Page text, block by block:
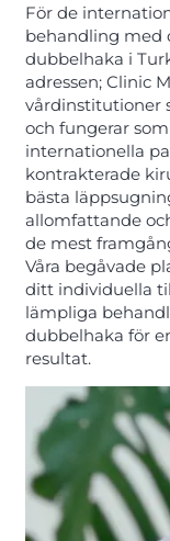
För de
behandling med
dubbelhaka i
adressen; Clinic
vårdinstitutioner
och fungerar
internationella
kontrakterade
bästa
allomfattande
de mest
Våra begåvade
ditt individuella
lämpliga
dubbelhaka för
resultat.